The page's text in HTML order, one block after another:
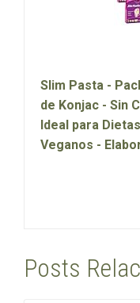
Slim Pasta -
de Konjac - Sin
Ideal para
Veganos -
Posts